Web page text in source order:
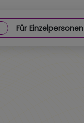
Für Einzelpersonen